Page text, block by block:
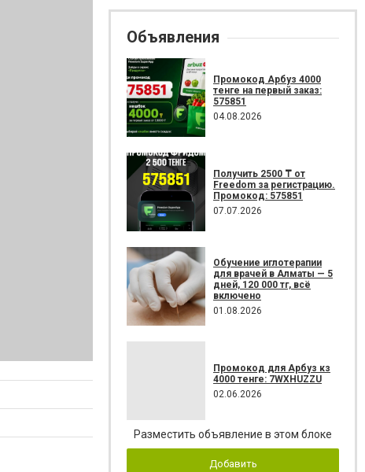
Объявления
Промокод Арбуз 4000
тенге на первый заказ:
575851
04.08.2026
Получить 2500 ₸ от
Freedom за регистрацию.
Промокод: 575851
07.07.2026
Обучение иглотерапии
для врачей в Алматы — 5
дней, 120 000 тг, всё
включено
01.08.2026
Промокод для Арбуз кз
4000 тенге: 7WXHUZZU
02.06.2026
Разместить объявление в этом блоке
Добавить